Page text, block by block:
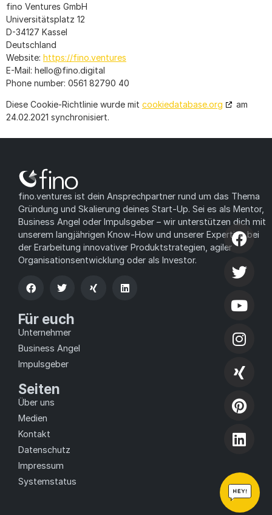
fino Ventures GmbH
Universitätsplatz 12
D-34127 Kassel
Deutschland
Website: https://fino.ventures
E-Mail: hello@fino.digital
Phone number: 0561 82790 40
Diese Cookie-Richtlinie wurde mit cookiedatabase.org
am
24.02.2021 synchronisiert.
fino.ventures ist dein Ansprechpartner rund um das Thema
Gründung und Skalierung deines Start-Up. Sei es als Mentor,
Business Angel oder Impulsgeber – wir unterstützen dich mit
unserem langjährigen Know-How und unserer Expertise bei
der Erarbeitung innovativer Produktstrategien, agiler
Organisationsentwicklung oder als Investor.
Für euch
Unternehmer
Business Angel
Impulsgeber
Seiten
Über uns
Medien
Kontakt
Datenschutz
Impressum
Systemstatus